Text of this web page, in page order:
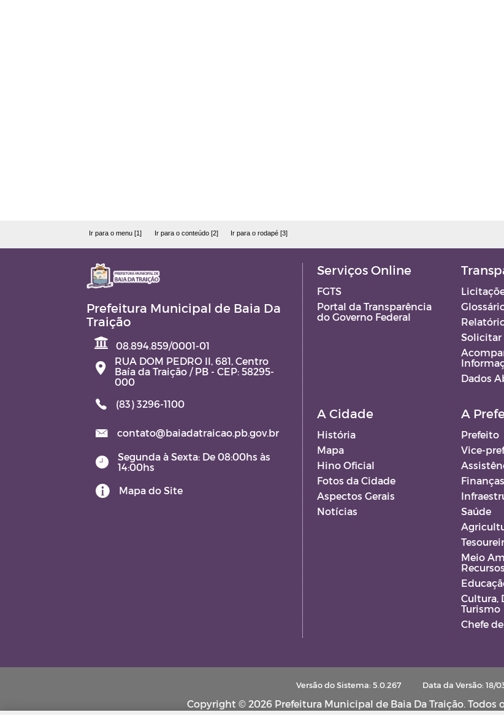
Ir para o menu [1] Ir para o conteúdo [2] Ir para o rodapé [3]
Prefeitura Municipal de Baia Da
Traição
08.894.859/0001-01
RUA DOM PEDRO II, 681, Centro
Baía da Traição / PB - CEP: 58295-
000
(83) 3296-1100
contato@baiadatraicao.pb.gov.br
Segunda à Sexta: De 08:00hs às
14:00hs
Mapa do Site
Serviços Online
FGTS
Portal da Transparência
do Governo Federal
Solicitar
Dados
A Cidade
História
Mapa
Hino Oficial
Fotos da Cidade
Aspectos Gerais
Notícias
A
Prefeito
Vice-
Finanças
Saúde
Meio
Cultura,
Turismo
Chefe
Versão do Sistema: 5.0.267 Data da Versão: 18/
Copyright © 2026 Prefeitura Municipal de Baia Da Traição. Todos